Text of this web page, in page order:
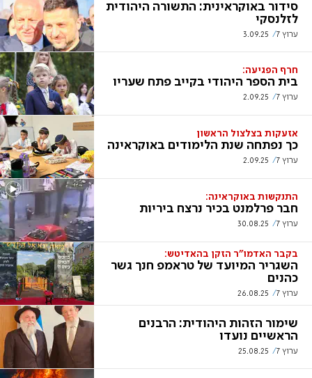
סידור באוקראינית: התשורה היהודית
לזלנסקי
ערוץ 7 3.09.25
חרף הפגיעה:
בית הספר היהודי בקייב פתח שעריו
ערוץ 7 2.09.25
אזעקות בצלצול הראשון
כך נפתחה שנת הלימודים באוקראינה
ערוץ 7 2.09.25
התנקשות באוקראינה:
חבר פרלמנט בכיר נרצח ביריות
ערוץ 7 30.08.25
בקבר האדמו"ר הזקן בהאדיטש:
השגריר המיועד של טראמפ חנך גשר
כהנים
ערוץ 7 26.08.25
שימור הזהות היהודית: הרבנים
הראשיים נועדו
ערוץ 7 25.08.25